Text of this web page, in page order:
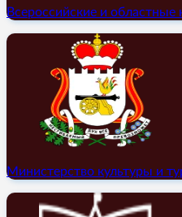
Всероссийские и областные
Министерство культуры и